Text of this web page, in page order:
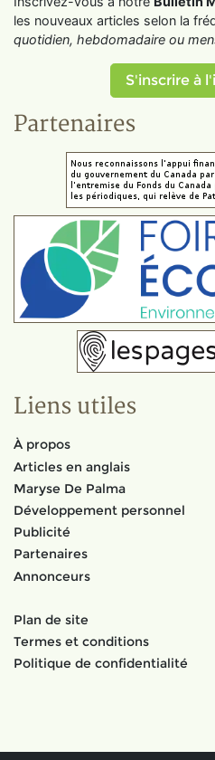
les nouveaux articles selon la
quotidien, hebdomadaire ou
S'inscrire à
Partenaires
Liens utiles
À propos
Articles en anglais
Maryse De Palma
Développement personnel
Publicité
Partenaires
Annonceurs
Plan de site
Termes et conditions
Politique de confidentialité